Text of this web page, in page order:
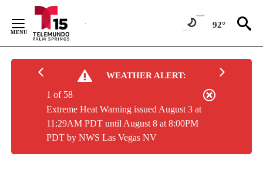
Content
92°
WEATHER ALERT:
Extreme Heat Warning issued August 3 at
11:29AM PDT until August 8 at 8:00PM
PDT by NWS Las Vegas NV
1 of 58